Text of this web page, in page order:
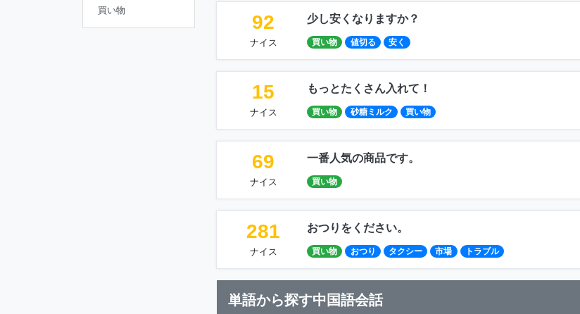
買い物
92
ナイス
少し安くなりますか？
買い物 値切る 安く
15
ナイス
もっとたくさん入れて！
買い物 砂糖ミルク 買い物
69
ナイス
一番人気の商品です。
買い物
281
ナイス
おつりをください。
買い物 おつり タクシー 市場 トラブル
単語から探す中国語会話